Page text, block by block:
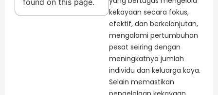
kekayaan secara fokus,
efektif, dan berkelanjutan,
mengalami pertumbuhan
pesat seiring dengan
meningkatnya jumlah
individu dan keluarga kaya.
Selain memastikan